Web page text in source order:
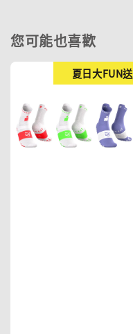
您可能也喜歡
夏日大FUN送